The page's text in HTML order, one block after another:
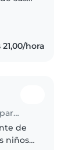
que
21,00/hora
Niñera en La Guardia (Departamento de Santa Cruz)
de
niños